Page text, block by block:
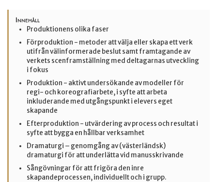
Innehåll
Produktionens olika faser
Förproduktion - metoder att välja eller skapa ett verk
utifrån välinformerade beslut samt framtagande av
verkets scenframställning med deltagarnas utveckling
i fokus
Produktion - aktivt undersökande av modeller för
regi- och koreografiarbete, i syfte att arbeta
inkluderande med utgångspunkt i elevers eget
skapande
Efterproduktion - utvärdering av process och resultat i
syfte att bygga en hållbar verksamhet
Dramaturgi – genomgång av (västerländsk)
dramaturgi för att underlätta vid manusskrivande
Sångövningar för att frigöra den inre
skapandeprocessen, individuellt och i grupp.